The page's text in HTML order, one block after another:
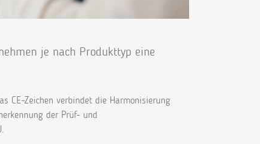
je nach Produkttyp eine
CE-Zeichen verbindet die Harmonisierung
der Prüf- und